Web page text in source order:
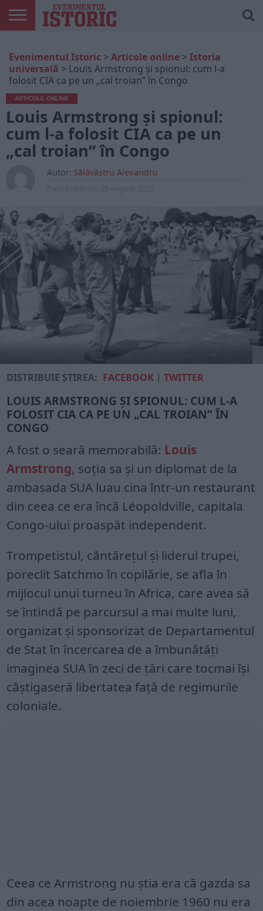
ONLINE
EDIȚII
TIPĂRITE
ISTORIC
PLAY
CONTUL
MEU
Evenimentul Istoric > Articole online > Istoria
universală > Louis Armstrong și spionul: cum l-a
folosit CIA ca pe un „cal troian” în Congo
ARTICOLE ONLINE
Louis Armstrong și spionul:
cum l-a folosit CIA ca pe un
„cal troian” în Congo
Autor: Sălăvăstru Alexandru
DISTRIBUIE ȘTIREA: FACEBOOK |TWITTER
LOUIS ARMSTRONG ȘI SPIONUL: CUM L-A
FOLOSIT CIA CA PE UN „CAL TROIAN” ÎN
CONGO
A fost o seară memorabilă: Louis
Armstrong, soția sa și un diplomat de la
ambasada SUA luau cina într-un restaurant
din ceea ce era încă Léopoldville, capitala
Congo-ului proaspăt independent.
Trompetistul, cântărețul și liderul trupei,
poreclit Satchmo în copilărie, se afla în
mijlocul unui turneu în Africa, care avea să
se întindă pe parcursul a mai multe luni,
organizat și sponsorizat de Departamentul
de Stat în încercarea de a îmbunătăți
imaginea SUA în zeci de țări care tocmai își
câștigaseră libertatea față de regimurile
coloniale.
Ceea ce Armstrong nu știa era că gazda sa
din acea noapte de noiembrie 1960 nu era